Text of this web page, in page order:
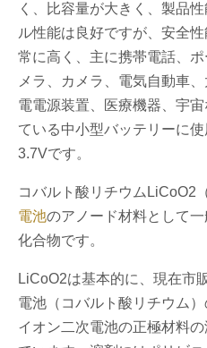
く、比容量が大きく、製品
ル性能は良好ですが、安全
常に高く、主に携帯電話、
メラ、カメラ、電気自動車
電電源装置、医療機器、宇
ている中小型バッテリーに
3.7Vです。
コバルト酸リチウムLiCoO2
電池のアノード材料として
化合物です。
LiCoO2は基本的に、現在市
電池（コバルト酸リチウム
イオン二次電池の正極材料